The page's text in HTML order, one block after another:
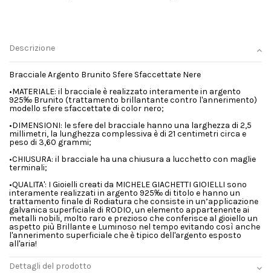
Descrizione
Bracciale Argento Brunito Sfere Sfaccettate Nere
•MATERIALE: il bracciale è realizzato interamente in argento
925‰ Brunito (trattamento brillantante contro l'annerimento)
modello sfere sfaccettate di color nero;
•DIMENSIONI: le sfere del bracciale hanno una larghezza di 2,5
millimetri, la lunghezza complessiva è di 21 centimetri circa e
peso di 3,60 grammi;
•CHIUSURA: il bracciale ha una chiusura a lucchetto con maglie
terminali;
•QUALITA': I Gioielli creati da MICHELE GIACHETTI GIOIELLI sono
interamente realizzati in argento 925‰ di titolo e hanno un
trattamento finale di Rodiatura che consiste in un’applicazione
galvanica superficiale di RODIO, un elemento appartenente ai
metalli nobili, molto raro e prezioso che conferisce al gioiello un
aspetto più Brillante e Luminoso nel tempo evitando così anche
l'annerimento superficiale che è tipico dell'argento esposto
all'aria!
Dettagli del prodotto